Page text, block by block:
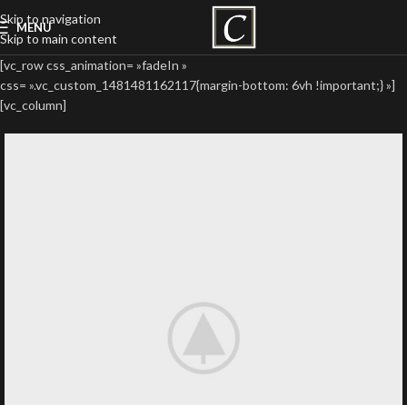
Skip to navigation
Skip to main content
MENU
[vc_row css_animation= »fadeIn »
css= ».vc_custom_1481481162117{margin-bottom: 6vh !important;} »]
[vc_column]